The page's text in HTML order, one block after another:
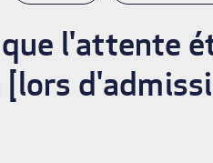
que l'attente